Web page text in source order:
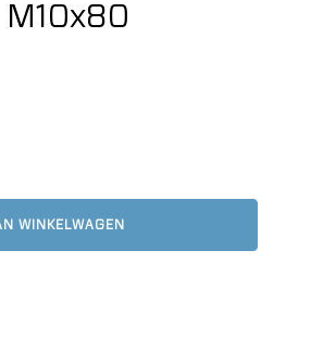
WINKELWAGEN